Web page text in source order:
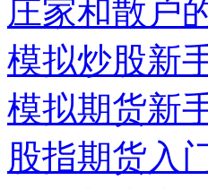
庄家和散户
模拟炒股新
模拟期货新
股指期货入